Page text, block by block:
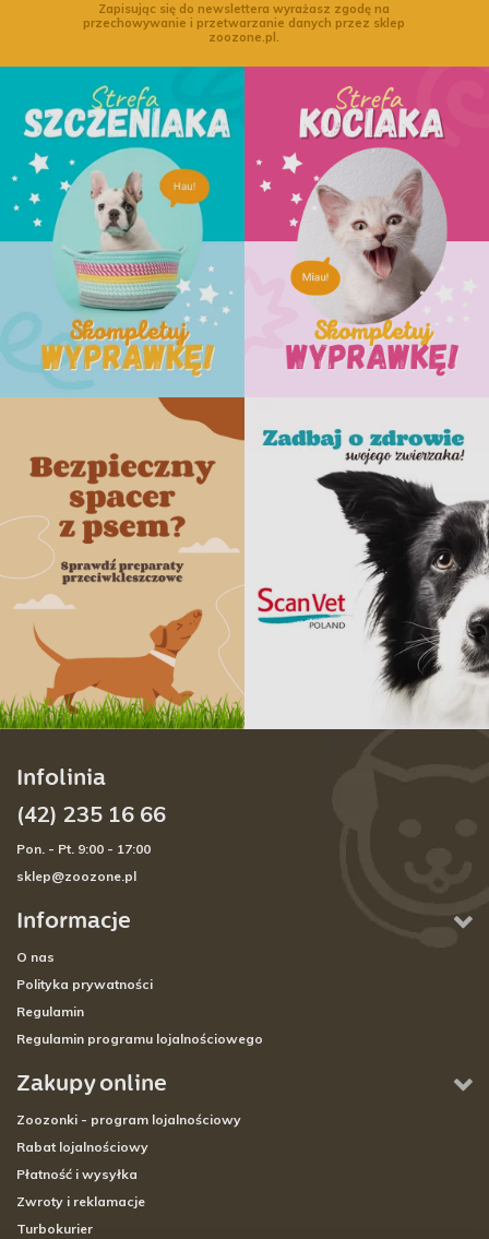
Zapisując się do newslettera wyrażasz zgodę na
przechowywanie i przetwarzanie danych przez sklep
zoozone.pl.
Informacje
O nas
Polityka prywatności
Regulamin
Regulamin programu lojalnościowego
Zakupy online
Zoozonki - program lojalnościowy
Rabat lojalnościowy
Płatność i wysyłka
Zwroty i reklamacje
Turbokurier
Infolinia
(42) 235 16 66
Pon. - Pt. 9:00 - 17:00
sklep@zoozone.pl